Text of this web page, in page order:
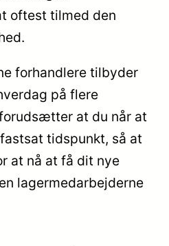
oftest tilmed den
forhandlere tilbyder
på flere
at du når at
tidspunkt, så at
at nå at få dit nye
lagermedarbejderne